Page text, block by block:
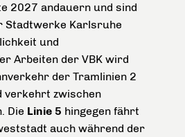
2027 andauern und sind
Stadtwerke Karlsruhe
und
Arbeiten der VBK wird
der Tramlinien 2
verkehrt zwischen
Die Linie 5 hingegen fährt
auch während der